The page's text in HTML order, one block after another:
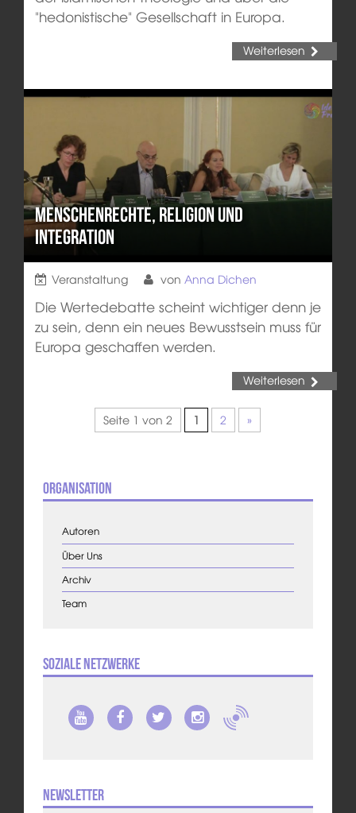
"hedonistische" Gesellschaft in Europa.
Weiterlesen
Menschenrechte, Religion und
Integration
Veranstaltung von Anna Dichen
Die Wertedebatte scheint wichtiger denn je
zu sein, denn ein neues Bewusstsein muss für
Europa geschaffen werden.
Weiterlesen
Seite 1 von 2 1 2 »
Organisation
Autoren
Über Uns
Archiv
Team
Soziale Netzwerke
Newsletter